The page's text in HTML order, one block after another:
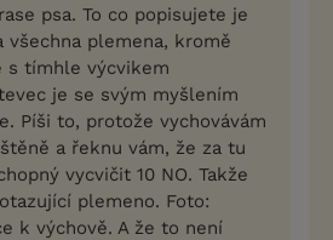
psa. To co popisujete je
všechna plemena, kromě
s tímhle výcvikem
je se svým myšlením
Píši to, protože vychovávám
a řeknu vám, že za tu
vycvičit 10 NO. Takže
plemeno. Foto:
k výchově. A že to není